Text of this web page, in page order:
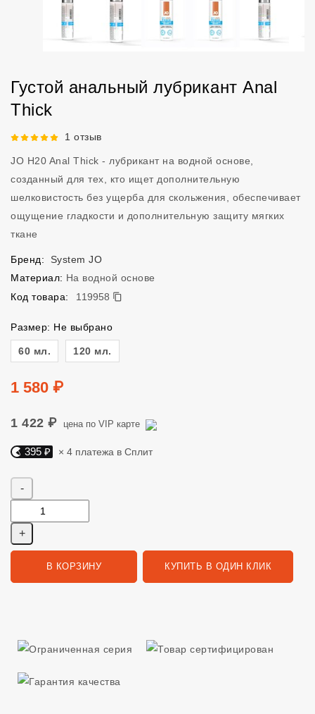
Густой анальный лубрикант Anal
Thick
Рейтинг 5 из 5.1 отзыв
JO H20 Anal Thick - лубрикант на водной основе,
созданный для тех, кто ищет дополнительную
шелковистость без ущерба для скольжения, обеспечивает
ощущение гладкости и дополнительную защиту мягких
ткане
Бренд:
System JO
Материал: На водной основе
Код товара:
119958
119958
Размер: Не выбрано
Размер
60 мл. 120 мл.
Цена
1 580 ₽
1 422 ₽ цена по VIP карте
Яндекс Сплит. 395 руб, 4 платежа в Сплит
395 ₽ × 4 платежа в Сплит
В КОРЗИНУ КУПИТЬ В ОДИН КЛИК